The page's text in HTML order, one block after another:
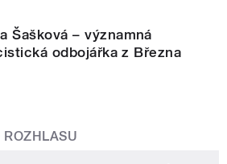
Šašková – významná
odbojářka z Března
ROZHLASU